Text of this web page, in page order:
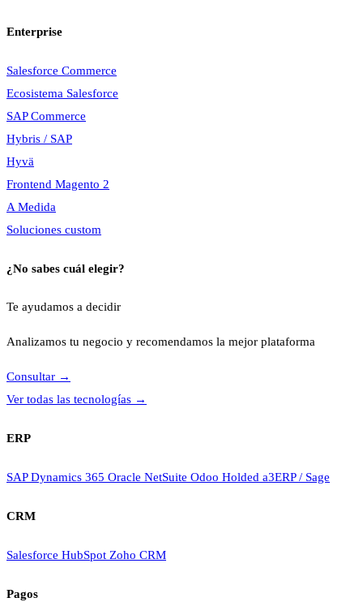
Enterprise
Salesforce Commerce
Ecosistema Salesforce
SAP Commerce
Hybris / SAP
Hyvä
Frontend Magento 2
A Medida
Soluciones custom
¿No sabes cuál elegir?
Te ayudamos a decidir
Analizamos tu negocio y recomendamos la mejor plataforma
Consultar →
Ver todas las tecnologías →
ERP
SAPDynamics 365 Oracle NetSuite Odoo Holded a3ERP / Sage
CRM
Salesforce HubSpot Zoho CRM
Pagos